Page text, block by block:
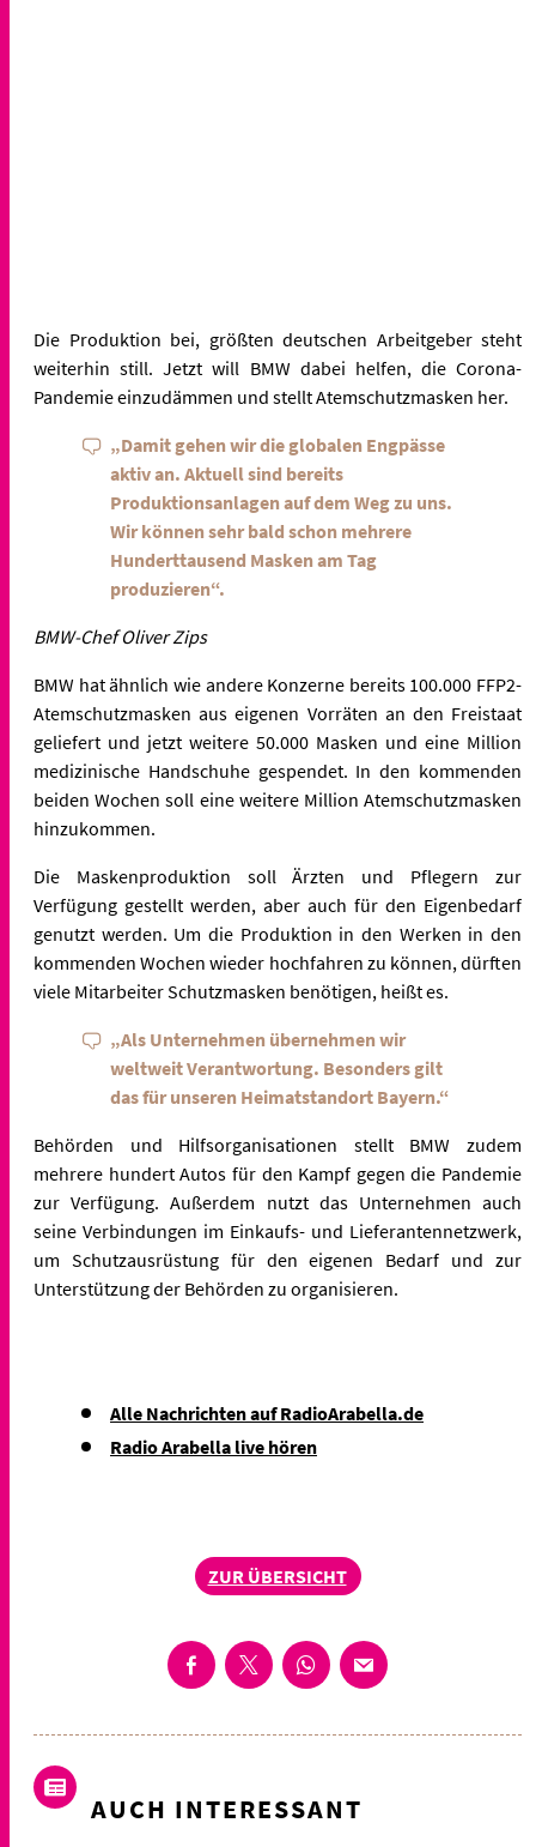
Die Produktion bei, größten deutschen Arbeitgeber steht
weiterhin still. Jetzt will BMW dabei helfen, die Corona-
Pandemie einzudämmen und stellt Atemschutzmasken her.
„Damit gehen wir die globalen Engpässe
aktiv an. Aktuell sind bereits
Produktionsanlagen auf dem Weg zu uns.
Wir können sehr bald schon mehrere
Hunderttausend Masken am Tag
produzieren“.
BMW-Chef Oliver Zips
BMW hat ähnlich wie andere Konzerne bereits 100.000 FFP2-
Atemschutzmasken aus eigenen Vorräten an den Freistaat
geliefert und jetzt weitere 50.000 Masken und eine Million
medizinische Handschuhe gespendet. In den kommenden
beiden Wochen soll eine weitere Million Atemschutzmasken
hinzukommen.
Die Maskenproduktion soll Ärzten und Pflegern zur
Verfügung gestellt werden, aber auch für den Eigenbedarf
genutzt werden. Um die Produktion in den Werken in den
kommenden Wochen wieder hochfahren zu können, dürften
viele Mitarbeiter Schutzmasken benötigen, heißt es.
„Als Unternehmen übernehmen wir
weltweit Verantwortung. Besonders gilt
das für unseren Heimatstandort Bayern.“
Behörden und Hilfsorganisationen stellt BMW zudem
mehrere hundert Autos für den Kampf gegen die Pandemie
zur Verfügung. Außerdem nutzt das Unternehmen auch
seine Verbindungen im Einkaufs- und Lieferantennetzwerk,
um Schutzausrüstung für den eigenen Bedarf und zur
Unterstützung der Behörden zu organisieren.
Alle Nachrichten auf RadioArabella.de
Radio Arabella live hören
ZUR ÜBERSICHT
AUCH INTERESSANT